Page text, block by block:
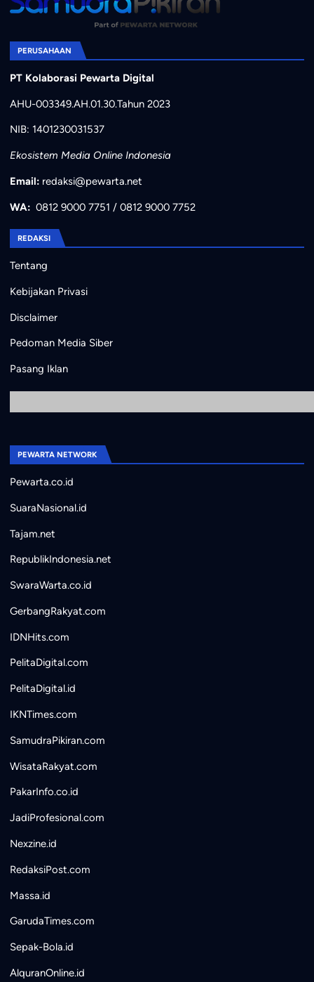
PERUSAHAAN
PT Kolaborasi Pewarta Digital
AHU-003349.AH.01.30.Tahun 2023
NIB: 1401230031537
Ekosistem Media Online Indonesia
Email: redaksi@pewarta.net
WA: 0812 9000 7751 / 0812 9000 7752
REDAKSI
Tentang
Kebijakan Privasi
Disclaimer
Pedoman Media Siber
Pasang Iklan
PEWARTA NETWORK
Pewarta.co.id
SuaraNasional.id
Tajam.net
RepublikIndonesia.net
SwaraWarta.co.id
GerbangRakyat.com
IDNHits.com
PelitaDigital.com
PelitaDigital.id
IKNTimes.com
SamudraPikiran.com
WisataRakyat.com
PakarInfo.co.id
JadiProfesional.com
Nexzine.id
RedaksiPost.com
Massa.id
GarudaTimes.com
Sepak-Bola.id
AlquranOnline.id